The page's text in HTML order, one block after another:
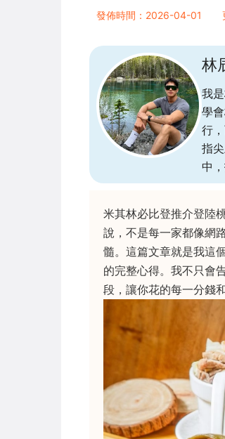
發佈時間：2026-04-01
林
我
學
行
指
中
米其林必比登推介登陸
說，不是每一家都像網
髓。這篇文章就是我這
的完整心得。我不只會
段，讓你花的每一分錢